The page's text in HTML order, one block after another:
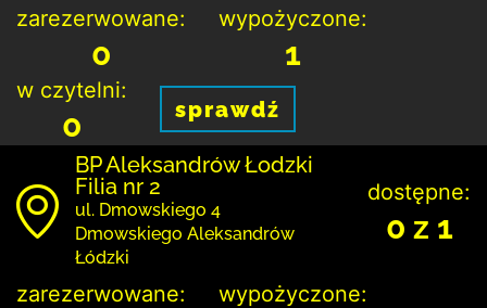
zarezerwowane:
0
wypożyczone:
1
w czytelni:
0 sprawdź
BP Aleksandrów Łodzki
Filia nr 2
ul. Dmowskiego 4
Dmowskiego Aleksandrów
Łódzki
dostępne:
0 z 1
zarezerwowane: wypożyczone: